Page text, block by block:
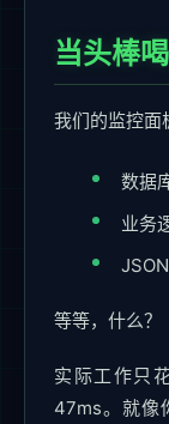
当头棒喝
我们的监控面
数据
业务
等等，什么？
实际工作只
47ms。就像